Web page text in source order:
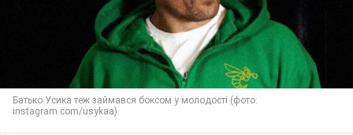
Батько Усика теж займався боксом у молодості (фото:
instagram.com/usykaa)